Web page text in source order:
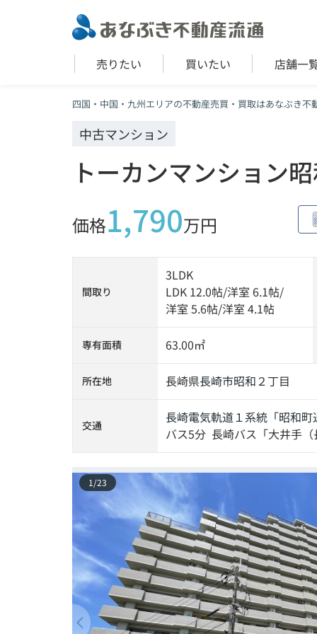
売りたい 買いたい 店舗一
四国・中国・九州エリアの不動産売買・買取はあなぶき不
中古マンション
トーカンマンション
価格1,790万円
間取り
3LDK
LDK 12.0帖/洋室 6.1帖/
洋室 5.6帖/洋室 4.1帖
専有面積 63.00㎡
所在地 長崎県長崎市昭和 ２丁目
交通 長崎電気軌道１系統 「昭和町
バス5分 長崎バス「大井手
1 /23